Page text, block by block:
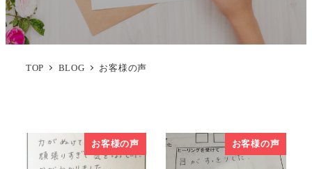
TOP BLOG お客様の声
お客様の声 お客様の声